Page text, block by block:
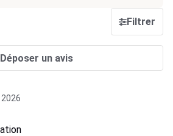
Filtrer
Déposer un avis
2026